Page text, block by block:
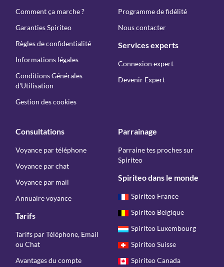
Comment ça marche ?
Garanties Spiriteo
Règles de confidentialité
Informations légales
Conditions Générales
d'Utilisation
Gestion des cookies
Programme de fidélité
Nous contacter
Services experts
Connexion expert
Devenir Expert
Consultations
Voyance par téléphone
Voyance par chat
Voyance par mail
Annuaire voyance
Tarifs
Tarifs par Téléphone, Email
ou Chat
Avantages du compte
Parrainage
Parraine tes proches sur
Spiriteo
Spiriteo dans le monde
Spiriteo France
Spiriteo Belgique
Spiriteo Luxembourg
Spiriteo Suisse
Spiriteo Canada